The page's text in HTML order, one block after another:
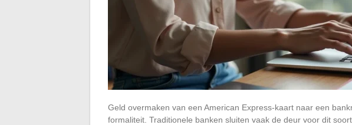
Geld overmaken van een American Express-kaart naar een
formaliteit. Traditionele banken sluiten vaak de deur voor dit